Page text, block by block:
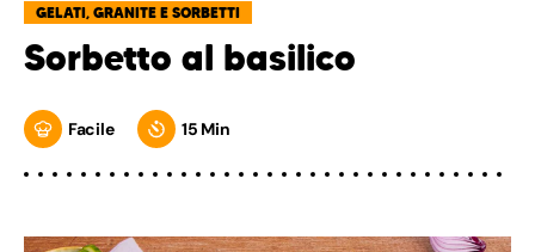
GELATI, GRANITE E SORBETTI
Sorbetto al basilico
Facile 15 Min